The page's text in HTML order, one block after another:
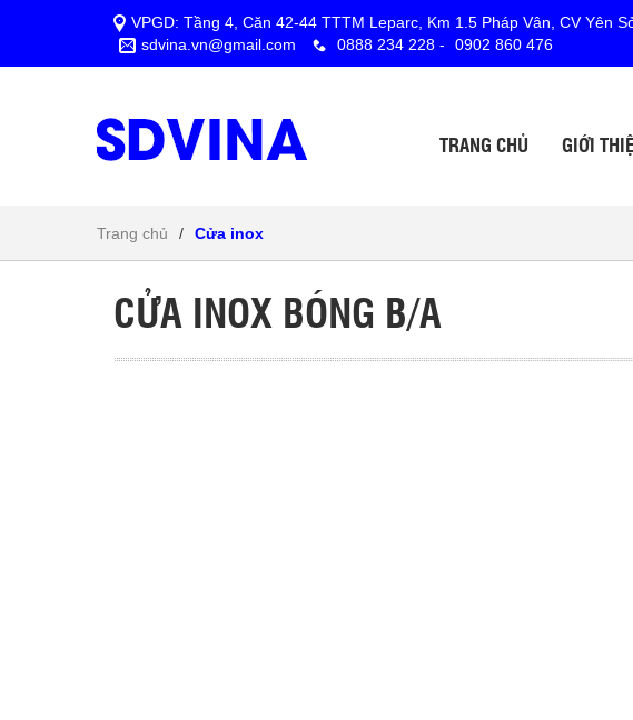
VPGD: Tầng 4, Căn 42-44 TTTM Leparc, Km 1.5 Pháp Vân, CV Yên
sdvina.vn@gmail.com
0888 234 228 - 0902 860 476
TRANG CHỦ GIỚI
Trang chủ / Cửa inox
CỬA INOX BÓNG B/A